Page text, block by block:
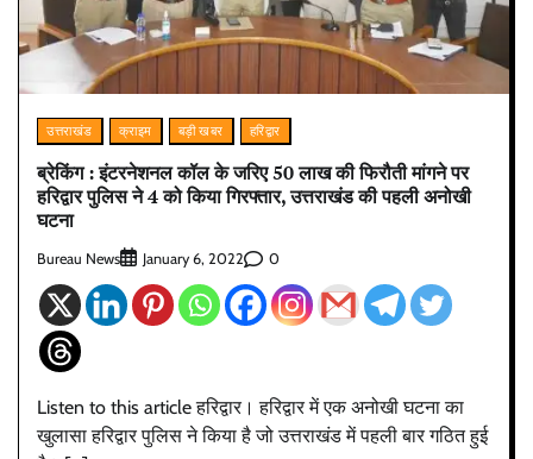
उत्तराखंड क्राइम बड़ी खबर हरिद्वार
ब्रेकिंग : इंटरनेशनल कॉल के जरिए 50 लाख की फिरौती मांगने पर
हरिद्वार पुलिस ने 4 को किया गिरफ्तार, उत्तराखंड की पहली अनोखी
घटना
Bureau News January 6, 2022 0
Listen to this article हरिद्वार। हरिद्वार में एक अनोखी घटना का
खुलासा हरिद्वार पुलिस ने किया है जो उत्तराखंड में पहली बार गठित हुई